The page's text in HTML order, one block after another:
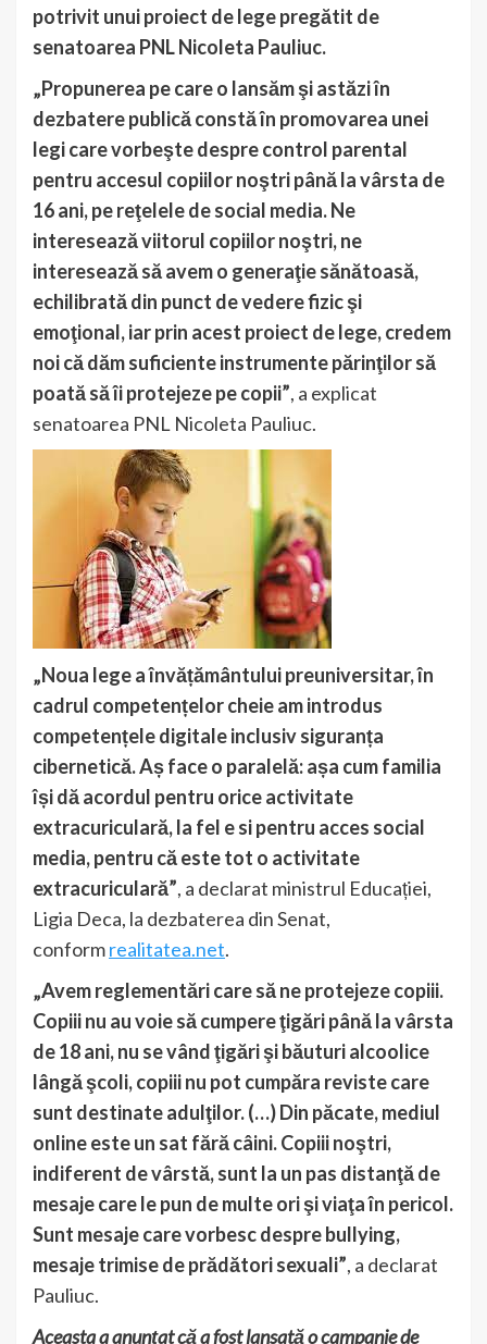
potrivit unui proiect de lege pregătit de
senatoarea PNL Nicoleta Pauliuc.
„Propunerea pe care o lansăm şi astăzi în
dezbatere publică constă în promovarea unei
legi care vorbeşte despre control parental
pentru accesul copiilor noştri până la vârsta de
16 ani, pe reţelele de social media. Ne
interesează viitorul copiilor noştri, ne
interesează să avem o generaţie sănătoasă,
echilibrată din punct de vedere fizic şi
emoţional, iar prin acest proiect de lege, credem
noi că dăm suficiente instrumente părinţilor să
poată să îi protejeze pe copii”, a explicat
senatoarea PNL Nicoleta Pauliuc.
„Noua lege a învățământului preuniversitar, în
cadrul competențelor cheie am introdus
competențele digitale inclusiv siguranța
cibernetică. Aș face o paralelă: așa cum familia
își dă acordul pentru orice activitate
extracuriculară, la fel e si pentru acces social
media, pentru că este tot o activitate
extracuriculară”, a declarat ministrul Educației,
Ligia Deca, la dezbaterea din Senat,
conformrealitatea.net.
„Avem reglementări care să ne protejeze copiii.
Copiii nu au voie să cumpere ţigări până la vârsta
de 18 ani, nu se vând ţigări şi băuturi alcoolice
lângă şcoli, copiii nu pot cumpăra reviste care
sunt destinate adulţilor. (…) Din păcate, mediul
online este un sat fără câini. Copiii noştri,
indiferent de vârstă, sunt la un pas distanţă de
mesaje care le pun de multe ori şi viaţa în pericol.
Sunt mesaje care vorbesc despre bullying,
mesaje trimise de prădători sexuali”, a declarat
Pauliuc.
Aceasta a anunţat că a fost lansată o campanie de